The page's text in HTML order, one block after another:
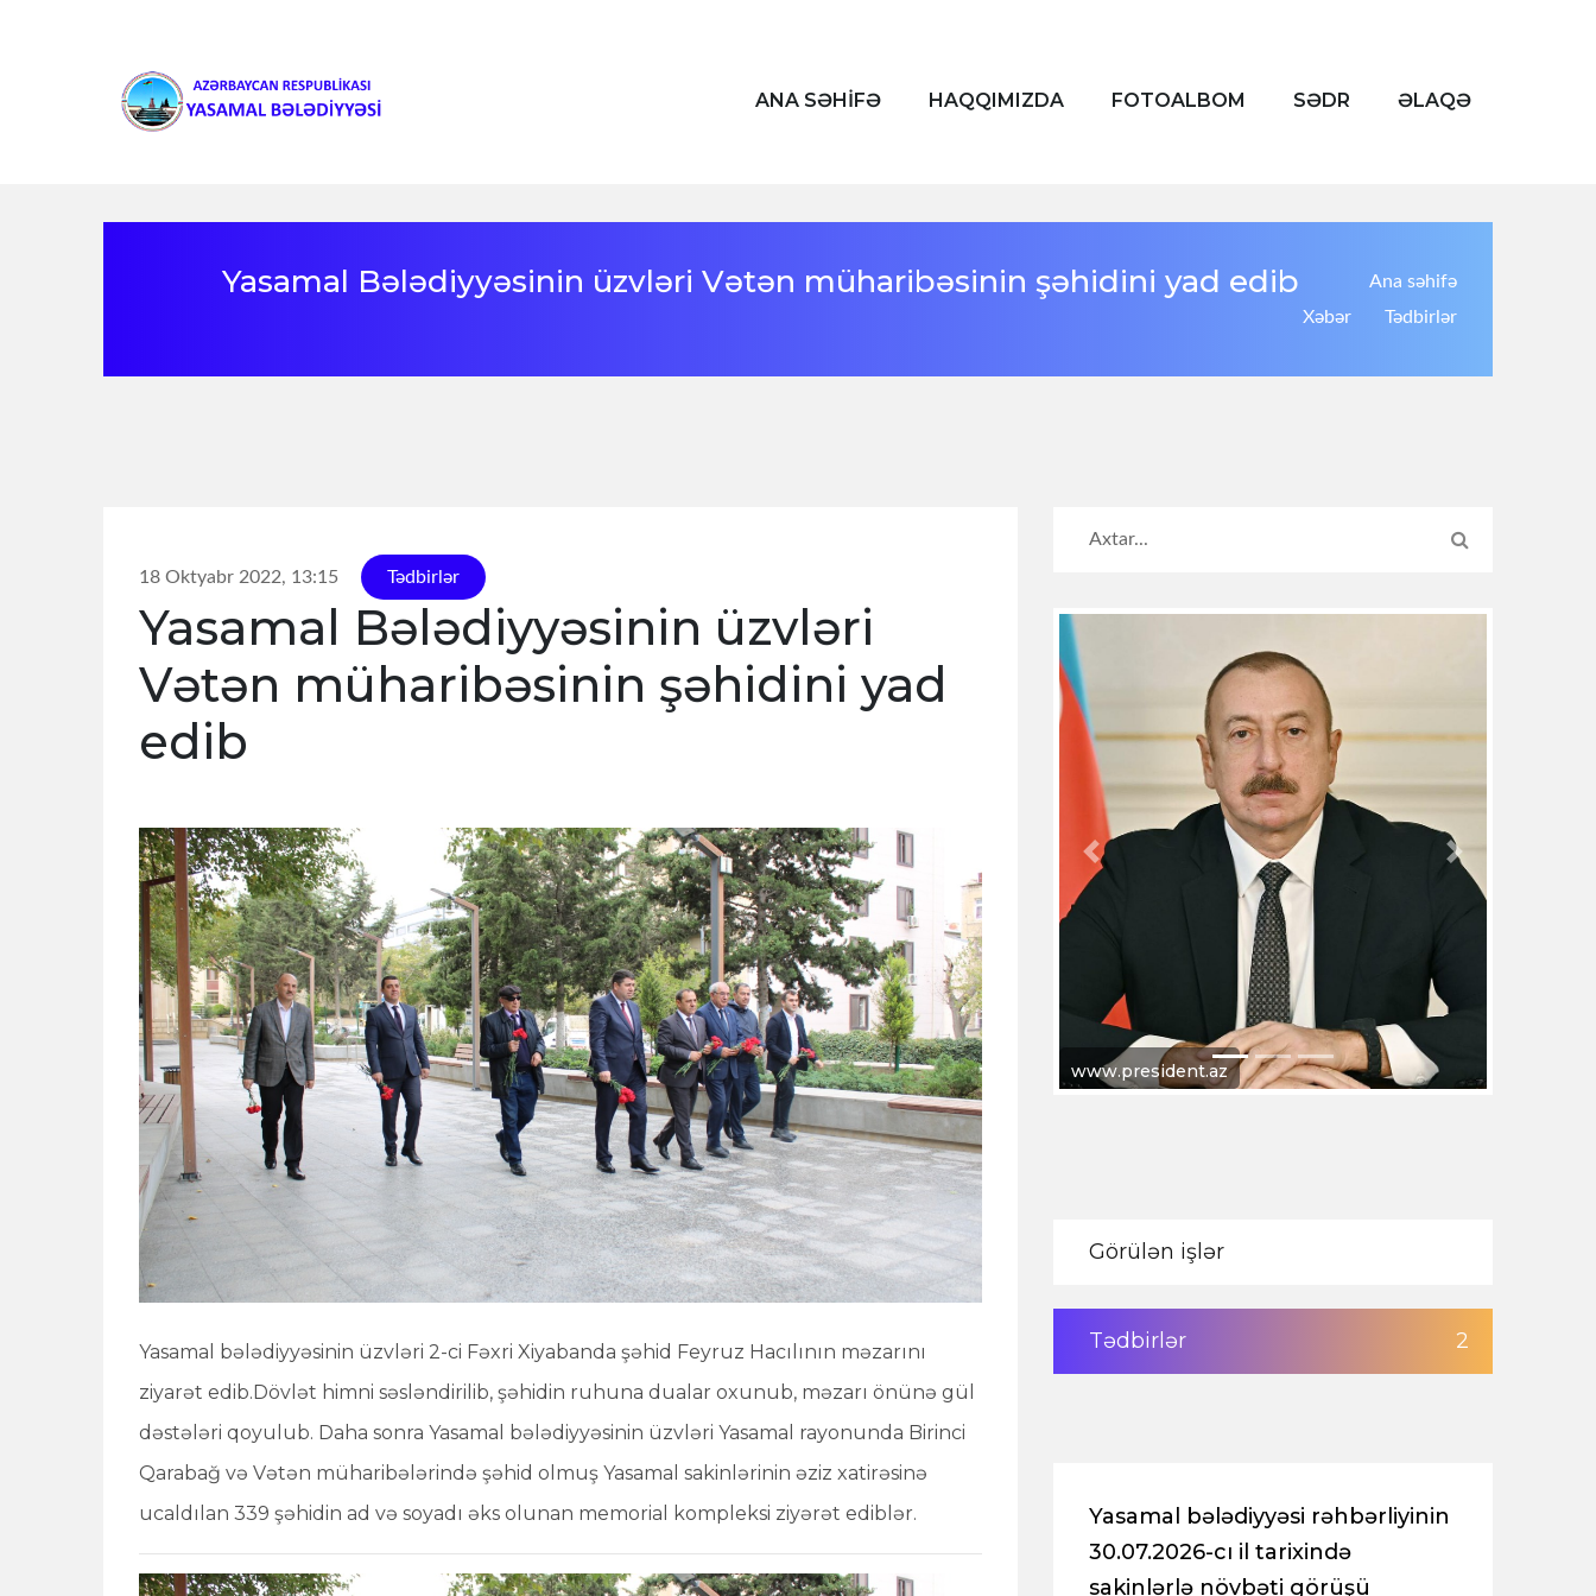
ANA SƏHİFƏ HAQQIMIZDA FOTOALBOM SƏDR ƏLAQƏ
Yasamal Bələdiyyəsinin üzvləri Vətən müharibəsinin şəhidini yad edib
Ana səhifə
Xəbər
Tədbirlər
18 Oktyabr 2022, 13:15 Tədbirlər
Yasamal Bələdiyyəsinin üzvləri
Vətən müharibəsinin şəhidini yad
edib
Yasamal bələdiyyəsinin üzvləri 2-ci Fəxri Xiyabanda şəhid Feyruz Hacılının məzarını
ziyarət edib.Dövlət himni səsləndirilib, şəhidin ruhuna dualar oxunub, məzarı önünə gül
dəstələri qoyulub. Daha sonra Yasamal bələdiyyəsinin üzvləri Yasamal rayonunda Birinci
Qarabağ və Vətən müharibələrində şəhid olmuş Yasamal sakinlərinin əziz xatirəsinə
ucaldılan 339 şəhidin ad və soyadı əks olunan memorial kompleksi ziyərət ediblər.
www.heydar-aliyev.org
Previous Next
Görülən işlər
Tədbirlər 2
Yasamal bələdiyyəsi rəhbərliyinin
30.07.2026-cı il tarixində
sakinlərlə növbəti görüşü